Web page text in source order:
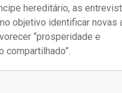
hereditário, as
objetivo identificar novas
“prosperidade e